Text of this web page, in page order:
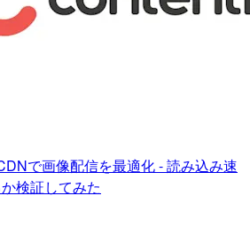
で画像配信を最適化 - 読み込み速
検証してみた